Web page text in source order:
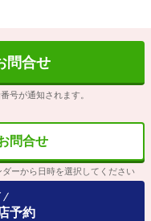
問合せ
号が通知されます。
問合せ
ーから日時を選択してください
予約